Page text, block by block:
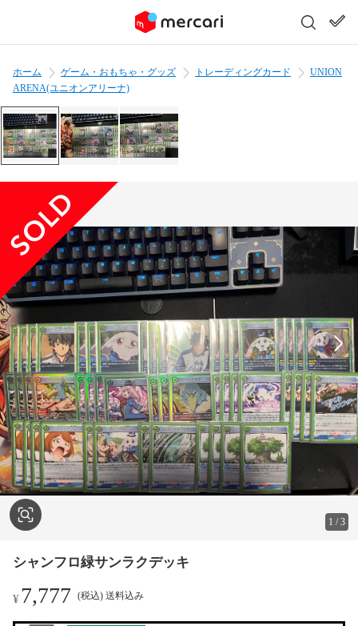
ホーム ゲーム・おもちゃ・グッズ トレーディングカード
UNION
ARENA(ユニオンアリーナ)
1 /3
シャンフロ緑サンラクデッキ
¥7,777 (税込) 送料込み